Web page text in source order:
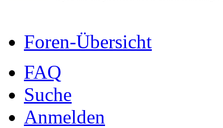
Foren-Übersicht
FAQ
Suche
Anmelden